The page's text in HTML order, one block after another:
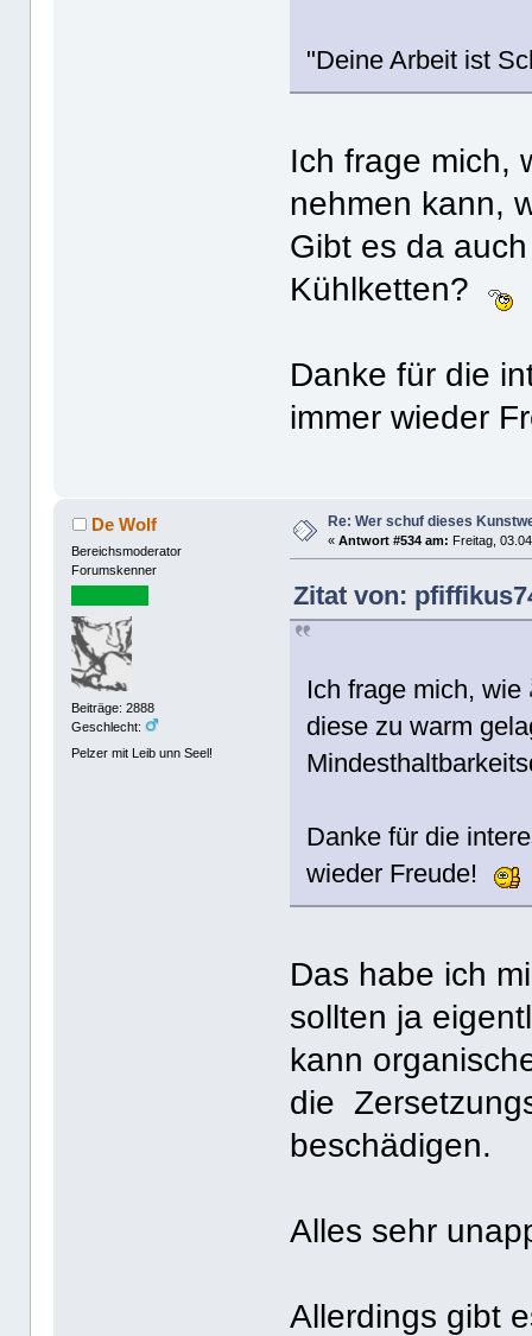
"Deine Arbeit ist
Ich frage mich,
nehmen kann,
Gibt es da
Kühlketten?
Danke für die
immer wieder
De Wolf
Bereichsmoderator
Forumskenner
Beiträge: 2888
Geschlecht:
Pelzer mit Leib unn Seel!
Re: Wer schuf dieses
«Antwort #534 am: Freitag,
Zitat von:
Ich frage mich,
diese zu warm
Danke für die
wieder Freude!
Das habe ich
sollten ja
kann
die
beschädigen.
Alles sehr
Allerdings gibt